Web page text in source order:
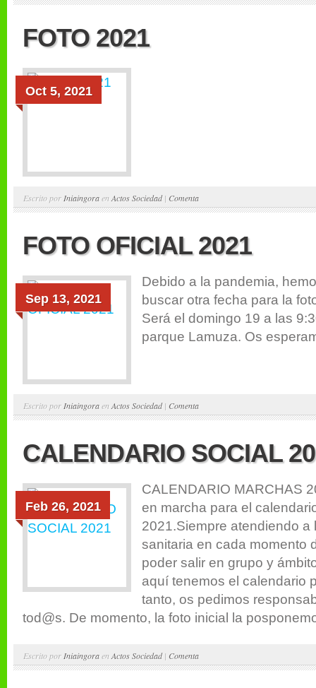
FOTO 2021
Oct 5, 2021
Escrito por Iniaingoraen Actos Sociedad| Comenta
FOTO OFICIAL 2021
Sep 13, 2021
Debido a la pandemia,
buscar otra fecha para la
Será el domingo 19 a las
parque Lamuza. Os
Escrito por Iniaingoraen Actos Sociedad| Comenta
CALENDARIO SOCIAL
Feb 26, 2021
CALENDARIO MARCHAS
en marcha para el
2021.Siempre atendiendo a
sanitaria en cada momento
poder salir en grupo y
aquí tenemos el calendario
tanto, os pedimos
tod@s. De momento, la foto inicial la
Escrito por Iniaingoraen Actos Sociedad| Comenta